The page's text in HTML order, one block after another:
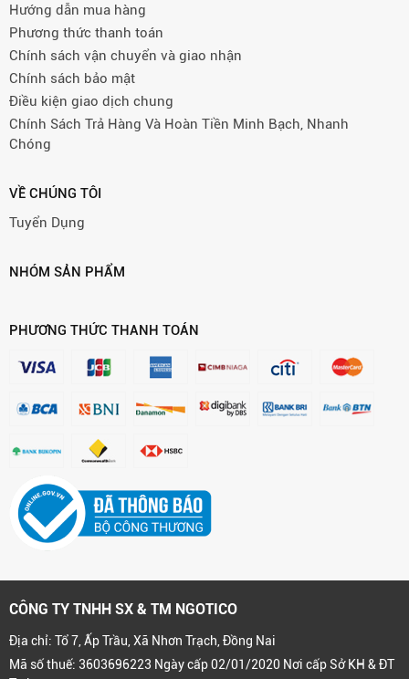
Hướng dẫn mua hàng
Phương thức thanh toán
Chính sách vận chuyển và giao nhận
Chính sách bảo mật
Điều kiện giao dịch chung
Chính Sách Trả Hàng Và Hoàn Tiền Minh Bạch, Nhanh
Chóng
VỀ CHÚNG TÔI
Tuyển Dụng
NHÓM SẢN PHẨM
PHƯƠNG THỨC THANH TOÁN
CÔNG TY TNHH SX & TM NGOTICO
Địa chỉ: Tổ 7, Ấp Trầu, Xã Nhơn Trạch, Đồng Nai
Mã số thuế: 3603696223 Ngày cấp 02/01/2020 Nơi cấp Sở KH & ĐT